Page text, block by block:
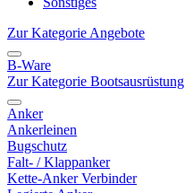
Zur Kategorie Angebote
B-Ware
Zur Kategorie Bootsausrüstung
Anker
Ankerleinen
Bugschutz
Falt- / Klappanker
Kette-Anker Verbinder